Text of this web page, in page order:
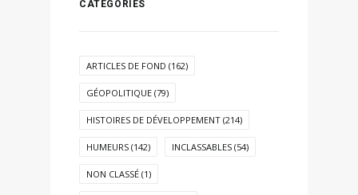
CATÉGORIES
ARTICLES DE FOND (162)
GÉOPOLITIQUE (79)
HISTOIRES DE DÉVELOPPEMENT (214)
HUMEURS (142) INCLASSABLES (54)
NON CLASSÉ (1)